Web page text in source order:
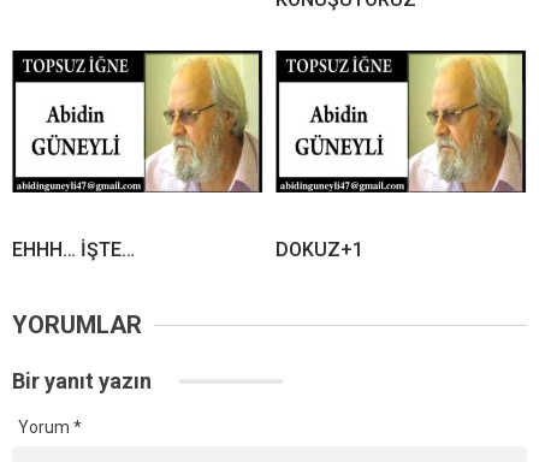
EHHH… İŞTE… DOKUZ+1
YORUMLAR
Bir yanıt yazın
Yorum *